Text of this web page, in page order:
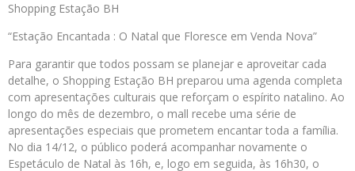
Shopping Estação BH
“Estação Encantada : O Natal que Floresce em Venda Nova”
Para garantir que todos possam se planejar e aproveitar cada
detalhe, o Shopping Estação BH preparou uma agenda completa
com apresentações culturais que reforçam o espírito natalino. Ao
longo do mês de dezembro, o mall recebe uma série de
apresentações especiais que prometem encantar toda a família.
No dia 14/12, o público poderá acompanhar novamente o
Espetáculo de Natal às 16h, e, logo em seguida, às 16h30, o